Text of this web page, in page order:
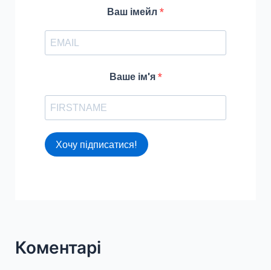
Ваш імейл
Ваше ім'я
Хочу підписатися!
Коментарі